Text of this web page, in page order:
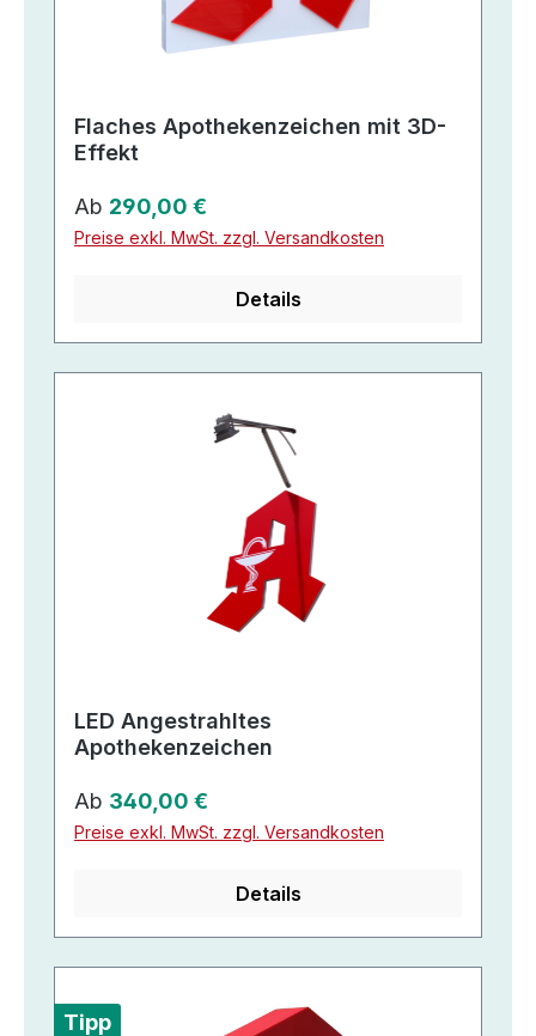
Flaches Apothekenzeichen mit 3D-
Effekt
Regulärer Preis:
Ab 290,00 €
Preise exkl. MwSt. zzgl. Versandkosten
Details
LED Angestrahltes
Apothekenzeichen
Regulärer Preis:
Ab 340,00 €
Preise exkl. MwSt. zzgl. Versandkosten
Details
Tipp